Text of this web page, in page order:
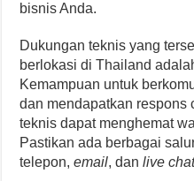
bisnis Anda.
Dukungan teknis yang
berlokasi di Thailand
Kemampuan untuk
dan mendapatkan respons
teknis dapat menghemat
Pastikan ada berbagai
telepon,email, danlive